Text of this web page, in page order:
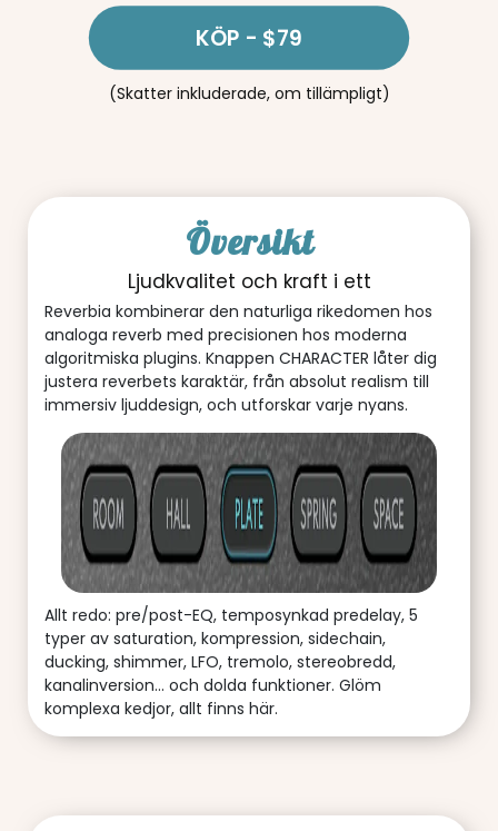
KÖP - $79
(Skatter inkluderade, om tillämpligt)
Översikt
Ljudkvalitet och kraft i ett
Reverbia kombinerar den naturliga rikedomen hos
analoga reverb med precisionen hos moderna
algoritmiska plugins. Knappen CHARACTER låter dig
justera reverbets karaktär, från absolut realism till
immersiv ljuddesign, och utforskar varje nyans.
Allt redo: pre/post-EQ, temposynkad predelay, 5
typer av saturation, kompression, sidechain,
ducking, shimmer, LFO, tremolo, stereobredd,
kanalinversion... och dolda funktioner. Glöm
komplexa kedjor, allt finns här.